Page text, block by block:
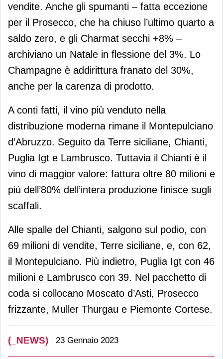
vendite. Anche gli spumanti – fatta eccezione
per il Prosecco, che ha chiuso l’ultimo quarto a
saldo zero, e gli Charmat secchi +8% –
archiviano un Natale in flessione del 3%. Lo
Champagne è addirittura franato del 30%,
anche per la carenza di prodotto.
A conti fatti, il vino più venduto nella
distribuzione moderna rimane il Montepulciano
d’Abruzzo. Seguito da Terre siciliane, Chianti,
Puglia Igt e Lambrusco. Tuttavia il Chianti è il
vino di maggior valore: fattura oltre 80 milioni e
più dell’80% dell’intera produzione finisce sugli
scaffali.
Alle spalle del Chianti, salgono sul podio, con
69 milioni di vendite, Terre siciliane, e, con 62,
il Montepulciano. Più indietro, Puglia Igt con 46
milioni e Lambrusco con 39. Nel pacchetto di
coda si collocano Moscato d’Asti, Prosecco
frizzante, Muller Thurgau e Piemonte Cortese.
(_NEWS) 23 Gennaio 2023